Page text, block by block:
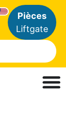
Pièces
Liftgate